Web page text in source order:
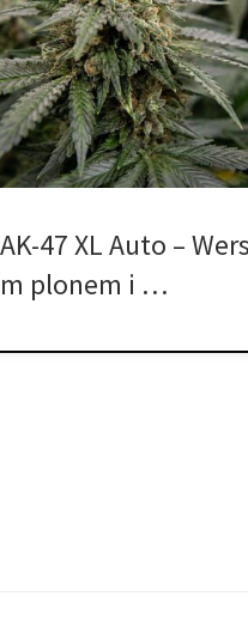
na to, jak daleko zaszła
Nowa wersja od THC-THC
pragną połączyć szybki cykl
THC w jednej, kompaktowej
47 XL Auto –
plonem i …